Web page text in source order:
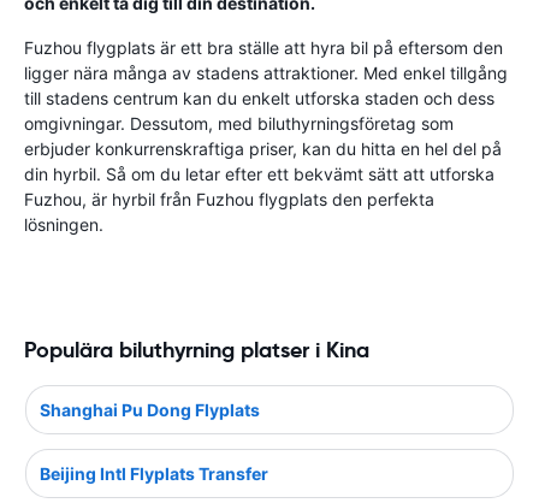
Fuzhou flygplats är ett bra ställe att hyra bil på eftersom den
ligger nära många av stadens attraktioner. Med enkel tillgång
till stadens centrum kan du enkelt utforska staden och dess
omgivningar. Dessutom, med biluthyrningsföretag som
erbjuder konkurrenskraftiga priser, kan du hitta en hel del på
din hyrbil. Så om du letar efter ett bekvämt sätt att utforska
Fuzhou, är hyrbil från Fuzhou flygplats den perfekta
lösningen.
Populära biluthyrning platser i Kina
Shanghai Pu Dong Flyplats
Beijing Intl Flyplats Transfer